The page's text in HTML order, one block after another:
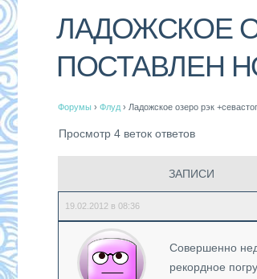
ЛАДОЖСКОЕ
ПОСТАВЛЕН
Форумы › Флуд › Ладожское озеро рэк
Просмотр 4 веток ответов
ЗАПИСИ
19.02.2012 в 08:36
Совершенно
рекордное